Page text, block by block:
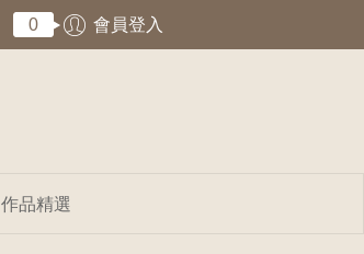
0 會員登入
作品精選